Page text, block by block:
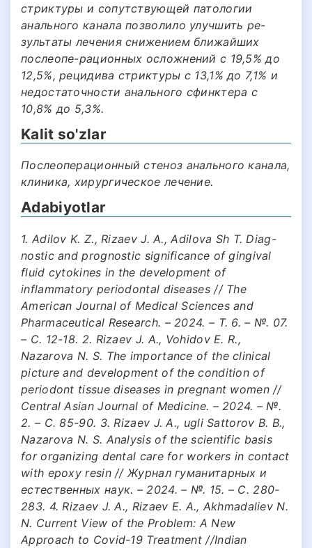
стриктуры и сопутствующей патологии
анального канала позволило улучшить ре-
зультаты лечения снижением ближайших
послеопе-рационных осложнений с 19,5% до
12,5%, рецидива стриктуры с 13,1% до 7,1% и
недостаточности анального сфинктера с
10,8% до 5,3%.
Kalit so'zlar
Послеоперационный стеноз анального канала,
клиника, хирургическое лечение.
Adabiyotlar
1. Adilov K. Z., Rizaev J. A., Adilova Sh T. Diag-
nostic and prognostic significance of gingival
fluid cytokines in the development of
inflammatory periodontal diseases // The
American Journal of Medical Sciences and
Pharmaceutical Research. – 2024. – Т. 6. – №. 07.
– С. 12-18. 2. Rizaev J. A., Vohidov E. R.,
Nazarova N. S. The importance of the clinical
picture and development of the condition of
periodont tissue diseases in pregnant women //
Central Asian Journal of Medicine. – 2024. – №.
2. – С. 85-90. 3. Rizaev J. A., ugli Sattorov B. B.,
Nazarova N. S. Analysis of the scientific basis
for organizing dental care for workers in contact
with epoxy resin // Журнал гуманитарных и
естественных наук. – 2024. – №. 15. – С. 280-
283. 4. Rizaev J. A., Rizaev E. A., Akhmadaliev N.
N. Current View of the Problem: A New
Approach to Covid-19 Treatment //Indian